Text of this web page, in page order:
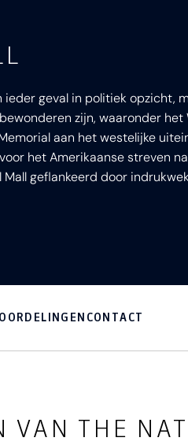
geval in politiek opzicht,
zijn, waaronder het
aan het westelijke
het Amerikaanse streven
geflankeerd door
CONTACT
VAN THE